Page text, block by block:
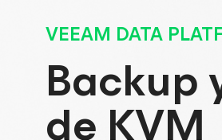
VEEAM DATA
Backup
de KVM